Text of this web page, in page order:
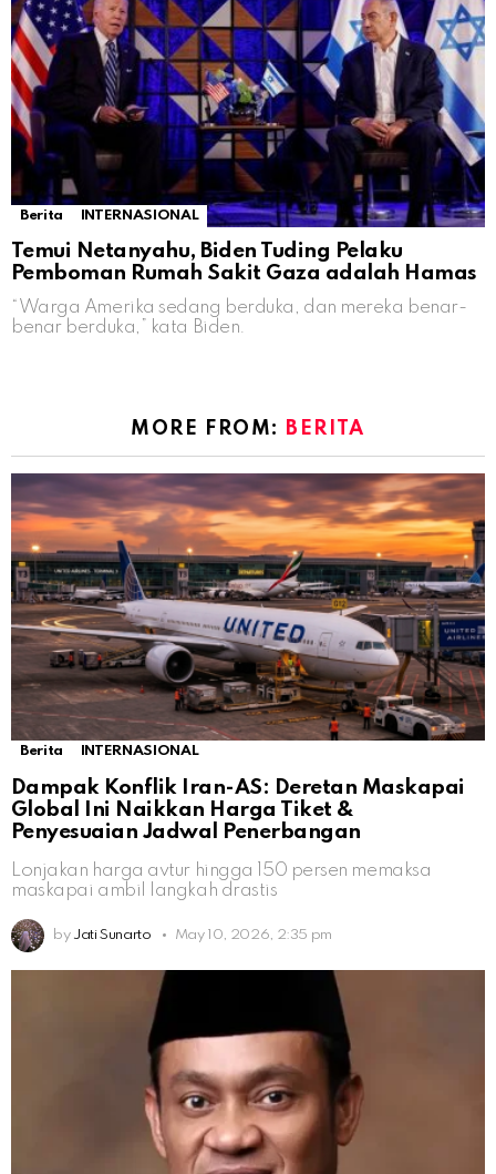
Berita INTERNASIONAL
Temui Netanyahu, Biden Tuding Pelaku
Pemboman Rumah Sakit Gaza adalah Hamas
“Warga Amerika sedang berduka, dan mereka benar-
benar berduka,” kata Biden.
MORE FROM: BERITA
Berita INTERNASIONAL
Dampak Konflik Iran-AS: Deretan Maskapai
Global Ini Naikkan Harga Tiket &
Penyesuaian Jadwal Penerbangan
Lonjakan harga avtur hingga 150 persen memaksa
maskapai ambil langkah drastis
by Jati Sunarto May 10, 2026, 2:35 pm